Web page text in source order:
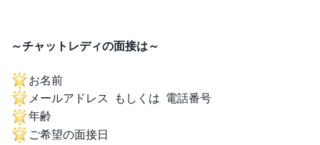
～チャットレディの面接は～
お名前
メールアドレス もしくは 電話番号
年齢
ご希望の面接日